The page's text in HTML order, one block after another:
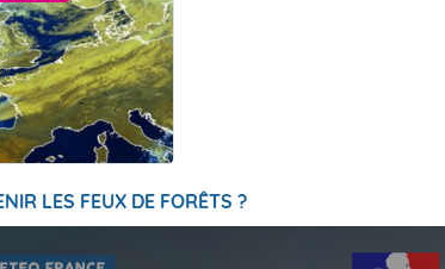
LES FEUX DE FORÊTS ?